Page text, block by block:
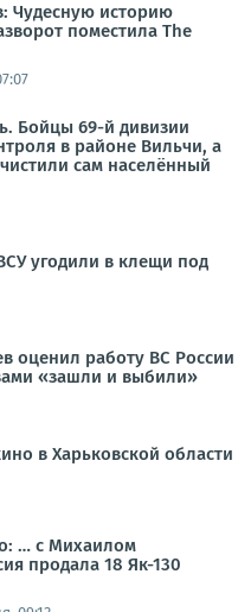
Чудесную историю
поместила The
Бойцы 69-й дивизии
в районе Вильчи, а
сам населённый
угодили в клещи под
оценил работу ВС России
«зашли и выбили»
в Харьковской области
… с Михаилом
продала 18 Як-130